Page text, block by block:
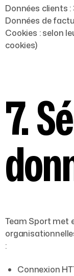
Données clients
Données de
Cookies : selon
cookies)
7.
Team Sport met
:
Connexion